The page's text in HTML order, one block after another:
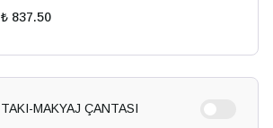
₺ 837.50
TAKI-MAKYAJ ÇANTASI